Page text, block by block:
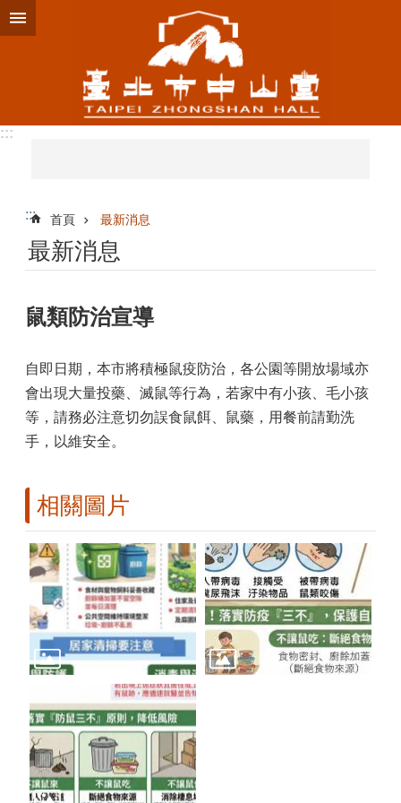
跳到主要內容區塊
:::
::: 首頁 最新消息
最新消息
鼠類防治宣導
自即日期，本市將積極鼠疫防治，各公園等開放場域亦
會出現大量投藥、滅鼠等行為，若家中有小孩、毛小孩
等，請務必注意切勿誤食鼠餌、鼠藥，用餐前請勤洗
手，以維安全。
相關圖片